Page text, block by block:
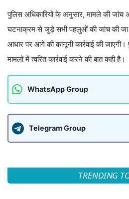
पुलिस अधिकारियों के अनुसार, मामले की जांच
घटनाक्रम से जुड़े सभी पहलुओं की जांच की जा
आधार पर आगे की कानूनी कार्रवाई की जाएगी।
मामलों में त्वरित कार्रवाई करने की बात कही है।
WhatsApp Group
Telegram Group
TRENDING